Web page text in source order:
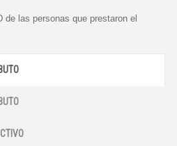
de las personas que prestaron el